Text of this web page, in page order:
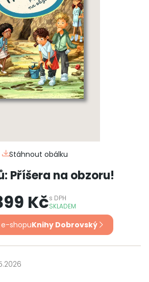
Stáhnout obálku
Příšera na obzoru!
Kčs DPH
SKLADEM
shopuKnihy Dobrovský